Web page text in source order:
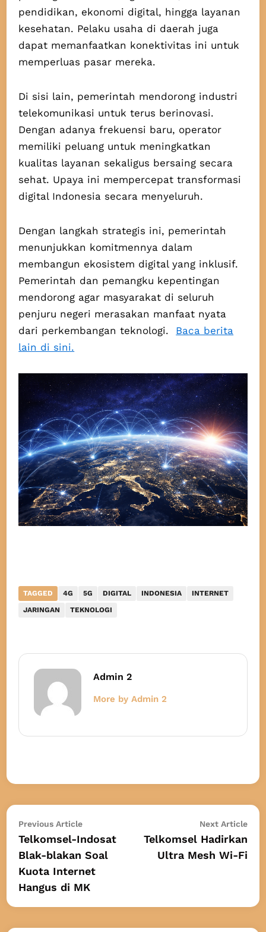
pendidikan, ekonomi digital, hingga layanan
kesehatan. Pelaku usaha di daerah juga
dapat memanfaatkan konektivitas ini untuk
memperluas pasar mereka.
Di sisi lain, pemerintah mendorong industri
telekomunikasi untuk terus berinovasi.
Dengan adanya frekuensi baru, operator
memiliki peluang untuk meningkatkan
kualitas layanan sekaligus bersaing secara
sehat. Upaya ini mempercepat transformasi
digital Indonesia secara menyeluruh.
Dengan langkah strategis ini, pemerintah
menunjukkan komitmennya dalam
membangun ekosistem digital yang inklusif.
Pemerintah dan pemangku kepentingan
mendorong agar masyarakat di seluruh
penjuru negeri merasakan manfaat nyata
dari perkembangan teknologi. Baca berita
lain di sini.
TAGGED 4G 5G DIGITAL INDONESIA
INTERNET
JARINGAN
TEKNOLOGI
Admin 2
More by Admin 2
Navigasi
pos
Previous ArticlePrevious
article:
Telkomsel-Indosat
Blak-blakan Soal
Kuota Internet
Hangus di MK
Next Article
Telkomsel Hadirkan
Ultra Mesh Wi-Fi